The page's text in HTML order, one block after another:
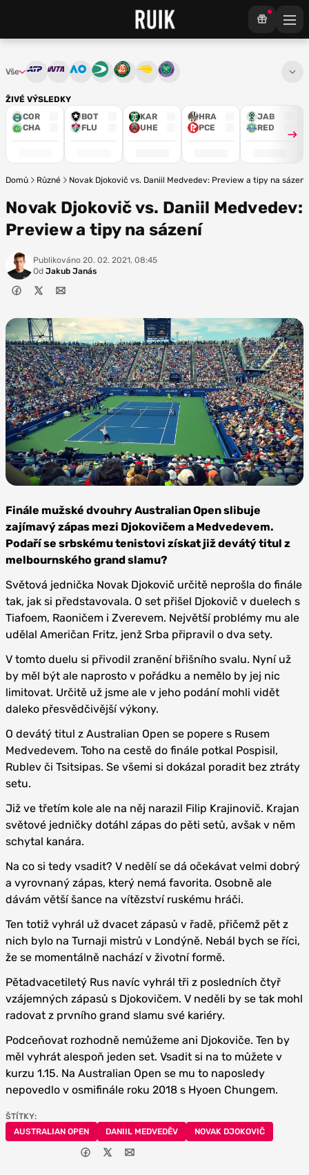
ŽIVÉ VÝSLEDKY
COR
CHA
BOT
FLU
KAR
UHE
HRA
PCE
JAB
RED
Vše WTA Australian Open
Davis CupFrench Open
US OpenWimbledon
Domů Různé Novak Djokovič vs. Daniil Medvedev: Preview a tipy na sázení
Novak Djokovič vs. Daniil Medvedev:
Preview a tipy na sázení
Publikováno 20. 02. 2021, 08:45
Od Jakub Janás
Pixabay
Finále mužské dvouhry Australian Open slibuje
zajímavý zápas mezi Djokovičem a Medvedevem.
Podaří se srbskému tenistovi získat již devátý titul z
melbournského grand slamu?
Světová jednička Novak Djokovič určitě neprošla do finále
tak, jak si představovala. O set přišel Djokovič v duelech s
Tiafoem, Raoničem i Zverevem. Největší problémy mu ale
udělal Američan Fritz, jenž Srba připravil o dva sety.
V tomto duelu si přivodil zranění břišního svalu. Nyní už
by měl být ale naprosto v pořádku a nemělo by jej nic
limitovat. Určitě už jsme ale v jeho podání mohli vidět
daleko přesvědčivější výkony.
O devátý titul z Australian Open se popere s Rusem
Medvedevem. Toho na cestě do finále potkal Pospisil,
Rublev či Tsitsipas. Se všemi si dokázal poradit bez ztráty
setu.
Již ve třetím kole ale na něj narazil Filip Krajinovič. Krajan
světové jedničky dotáhl zápas do pěti setů, avšak v něm
schytal kanára.
Na co si tedy vsadit? V nedělí se dá očekávat velmi dobrý
a vyrovnaný zápas, který nemá favorita. Osobně ale
dávám větší šance na vítězství ruskému hráči.
Ten totiž vyhrál už dvacet zápasů v řadě, přičemž pět z
nich bylo na Turnaji mistrů v Londýně. Nebál bych se říci,
že se momentálně nachází v životní formě.
Pětadvacetiletý Rus navíc vyhrál tři z posledních čtyř
vzájemných zápasů s Djokovičem. V neděli by se tak mohl
radovat z prvního grand slamu své kariéry.
Podceňovat rozhodně nemůžeme ani Djokoviče. Ten by
měl vyhrát alespoň jeden set. Vsadit si na to můžete v
kurzu 1.15. Na Australian Open se mu to naposledy
nepovedlo v osmifinále roku 2018 s Hyoen Chungem.
ŠTÍTKY:
AUSTRALIAN OPEN
DANIIL MEDVEDĚV NOVAK DJOKOVIČ